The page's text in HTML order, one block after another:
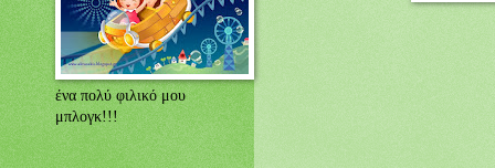
ένα πολύ φιλικό μου
μπλογκ!!!